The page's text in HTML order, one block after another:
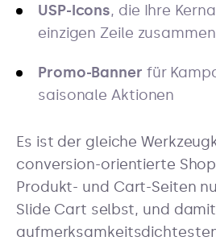
USP-Icons, die Ihre
einzigen Zeile
Promo-Banner für
saisonale Aktionen
Es ist der gleiche
conversion-orientierte
Produkt- und Cart-Seiten
Slide Cart selbst, und